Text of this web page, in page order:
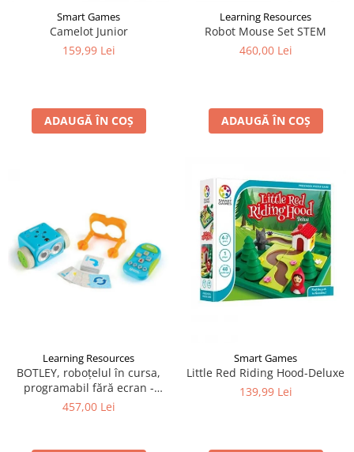
Smart Games
Camelot Junior
159,99 Lei
ADAUGĂ ÎN COȘ
Learning Resources
Robot Mouse Set STEM
460,00 Lei
ADAUGĂ ÎN COȘ
Learning Resources
BOTLEY, roboțelul în cursa,
programabil fără ecran -
Learning Resources
457,00 Lei
Smart Games
Little Red Riding Hood-Deluxe
139,99 Lei